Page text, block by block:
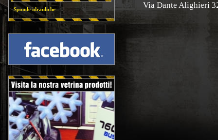
Sponde idrauliche
Via Dante Alighieri